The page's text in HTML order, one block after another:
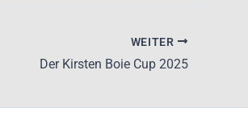
WEITER
Der Kirsten Boie Cup 2025